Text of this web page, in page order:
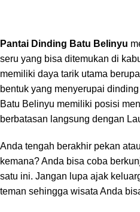
Pantai Dinding Batu Belinyu
seru yang bisa ditemukan di
memiliki daya tarik utama
bentuk yang menyerupai
Batu Belinyu memiliki posisi
berbatasan langsung dengan
Anda tengah berakhir pekan
kemana? Anda bisa coba
satu ini. Jangan lupa ajak
teman sehingga wisata Anda